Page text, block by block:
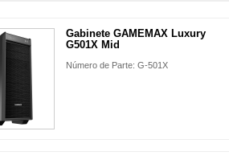
Gabinete GAMEMAX Luxury
G501X Mid
Número de Parte: G-501X